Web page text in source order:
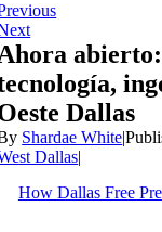
Dallas
Shardae White|
Dallas|
How Dallas Free